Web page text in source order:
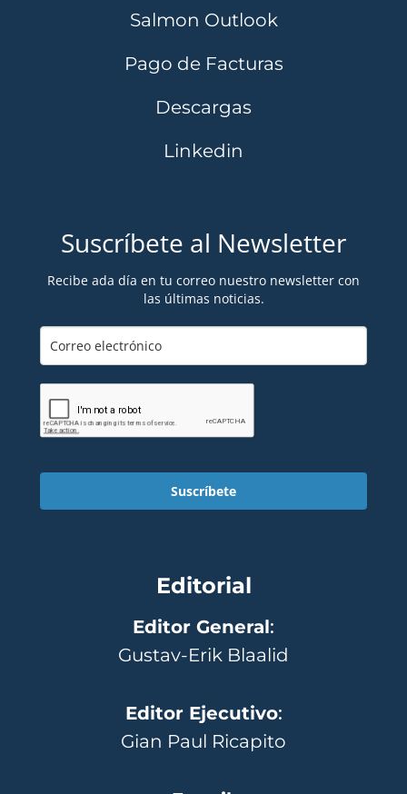
Salmon Outlook
Pago de Facturas
Descargas
Linkedin
Suscríbete al Newsletter
Recibe ada día en tu correo nuestro newsletter con
las últimas noticias.
Suscríbete
Editorial
Editor General:
Gustav-Erik Blaalid
Editor Ejecutivo:
Gian Paul Ricapito